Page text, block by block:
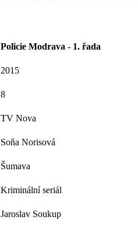
Policie Modrava - 1. řada
2015
8
TV Nova
Soňa Norisová
Šumava
Kriminální seriál
Jaroslav Soukup